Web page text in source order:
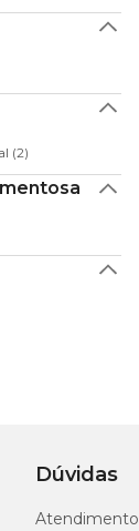
(2)
Dúvidas
Atendimento